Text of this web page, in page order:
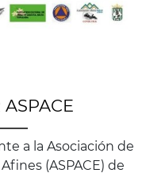
a la Asociación de
(ASPACE) de